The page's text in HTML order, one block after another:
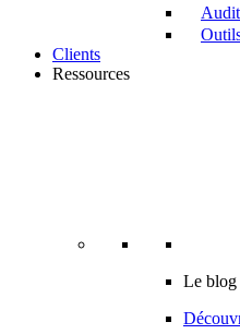
Clients
Ressources
Le blog